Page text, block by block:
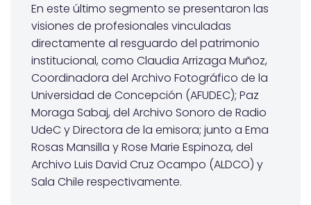
En este último segmento se presentaron las
visiones de profesionales vinculadas
directamente al resguardo del patrimonio
institucional, como Claudia Arrizaga Muñoz,
Coordinadora del Archivo Fotográfico de la
Universidad de Concepción (AFUDEC); Paz
Moraga Sabaj, del Archivo Sonoro de Radio
UdeC y Directora de la emisora; junto a Ema
Rosas Mansilla y Rose Marie Espinoza, del
Archivo Luis David Cruz Ocampo (ALDCO) y
Sala Chile respectivamente.